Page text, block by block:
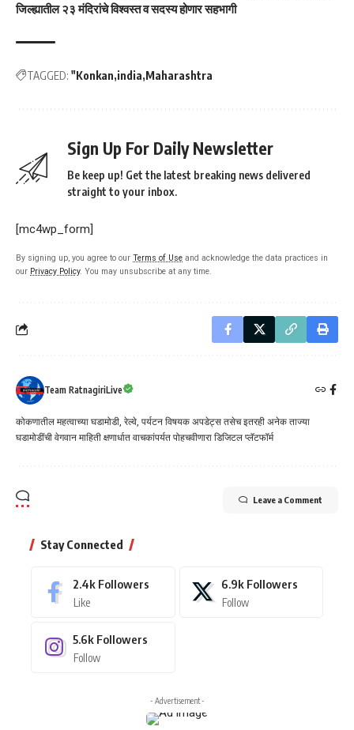
जिल्ह्यातील २३ मंदिरांचे विश्वस्त व सदस्य होणार सहभागी
TAGGED: "Konkan india Maharashtra
Sign Up For Daily Newsletter
Be keep up! Get the latest breaking news delivered
straight to your inbox.
[mc4wp_form]
By signing up, you agree to our Terms of Use and acknowledge the data practices in
our Privacy Policy. You may unsubscribe at any time.
Team RatnagiriLive
कोकणातील महत्वाच्या घडामोडी, रेल्वे, पर्यटन विषयक अपडेट्स तसेच इतरही अनेक ताज्या
घडामोडींची वेगवान माहिती क्षणार्धात वाचकांपर्यत पोहचवीणारा डिजिटल प्लॅटफॉर्म
Leave a Comment
Stay Connected
2.4k Followers
Like
6.9k Followers
Follow
5.6k Followers
Follow
- Advertisement -